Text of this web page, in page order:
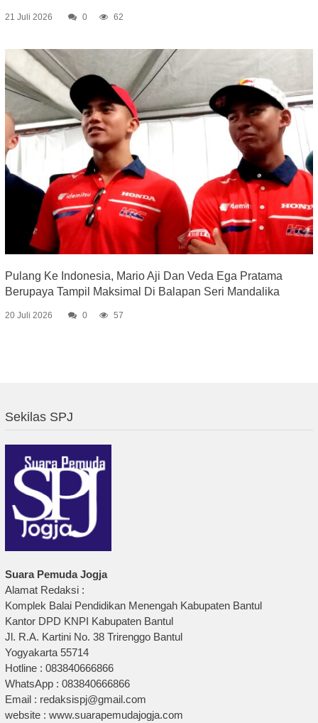
21 Juli 2026 0 62
Pulang Ke Indonesia, Mario Aji Dan Veda Ega Pratama
Berupaya Tampil Maksimal Di Balapan Seri Mandalika
20 Juli 2026 0 57
Sekilas SPJ
Suara Pemuda Jogja
Alamat Redaksi :
Komplek Balai Pendidikan Menengah Kabupaten Bantul
Kantor DPD KNPI Kabupaten Bantul
Jl. R.A. Kartini No. 38 Trirenggo Bantul
Yogyakarta 55714
Hotline : 083840666866
WhatsApp : 083840666866
Email : redaksispj@gmail.com
website : www.suarapemudajogja.com